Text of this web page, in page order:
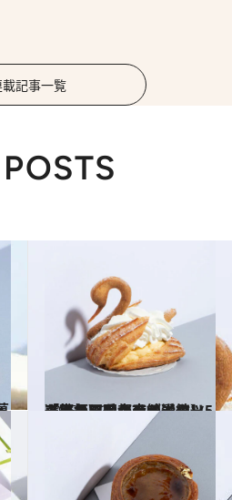
記事一覧
2025.1.13
【東急田園都市線沿線】スイーツなかのが選ぶ「鉄板」手土産スイーツ5選《スワンのシュークリーム、バスクチーズケーキほか》
グルメ